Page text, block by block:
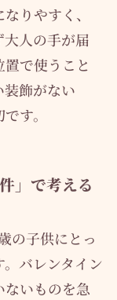
りやすく、
人の手が届
で使うこと
飾がない
す。
」で考える
の子供にとっ
バレンタイン
いものを急